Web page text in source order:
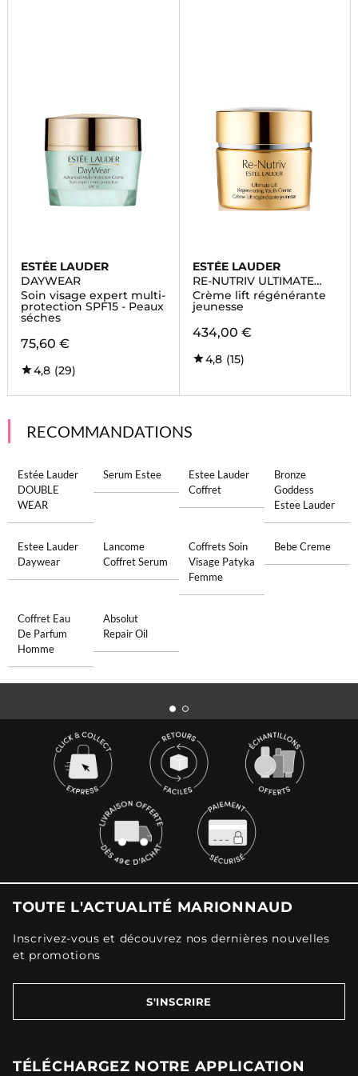
ESTÉE LAUDER
DAYWEAR
Soin visage expert multi-
protection SPF15 - Peaux
séches
75,60 €
4,8 (29)
ESTÉE LAUDER
RE-NUTRIV ULTIMATE
LIFT
Crème lift régénérante
jeunesse
434,00 €
4,8 (15)
RECOMMANDATIONS
Estée Lauder
DOUBLE
WEAR
Serum Estee
Estee Lauder
Coffret
Bronze
Goddess
Estee Lauder
Estee Lauder
Daywear
Lancome
Coffret Serum
Coffrets Soin
Visage Patyka
Femme
Bebe Creme
Coffret Eau
De Parfum
Homme
Absolut
Repair Oil
TOUTE L'ACTUALITÉ MARIONNAUD
Inscrivez-vous et découvrez nos dernières nouvelles
et promotions
S'INSCRIRE
TÉLÉCHARGEZ NOTRE APPLICATION